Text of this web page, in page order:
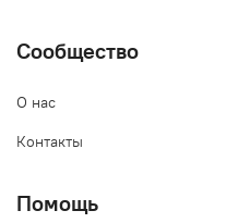
Сообщество
О нас
Контакты
Помощь